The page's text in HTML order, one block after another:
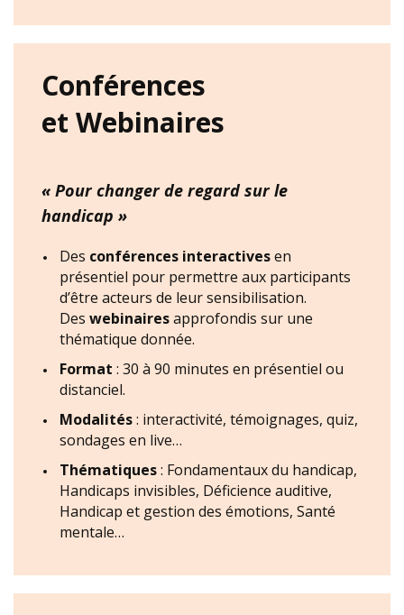
Conférences
et Webinaires
« Pour changer de regard sur le
handicap »
Des conférences interactivesen
présentiel pour permettre aux participants
d’être acteurs de leur sensibilisation.
Des webinairesapprofondis sur une
thématique donnée.
Format : 30 à 90 minutes en présentiel ou
distanciel.
Modalités: interactivité, témoignages, quiz,
sondages en live…
Thématiques: Fondamentaux du handicap,
Handicaps invisibles, Déficience auditive,
Handicap et gestion des émotions, Santé
mentale…